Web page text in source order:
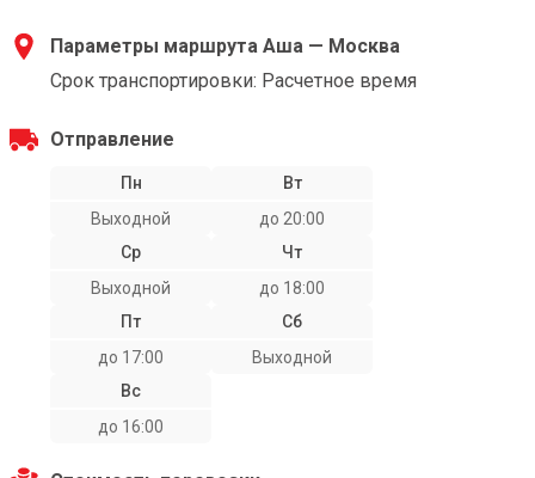
Параметры маршрута Аша — Москва
Срок транспортировки: Расчетное время
Отправление
Пн
Выходной
Вт
до 20:00
Ср
Выходной
Чт
до 18:00
Пт
до 17:00
Сб
Выходной
Вс
до 16:00